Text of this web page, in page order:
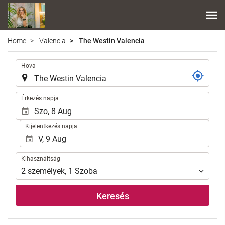
Home Valencia The Westin Valencia
Hova
Érkezés napja
Kijelentkezés napja
Kihasználtság
Kihasználtság
2 személyek, 1 Szoba
Keresés